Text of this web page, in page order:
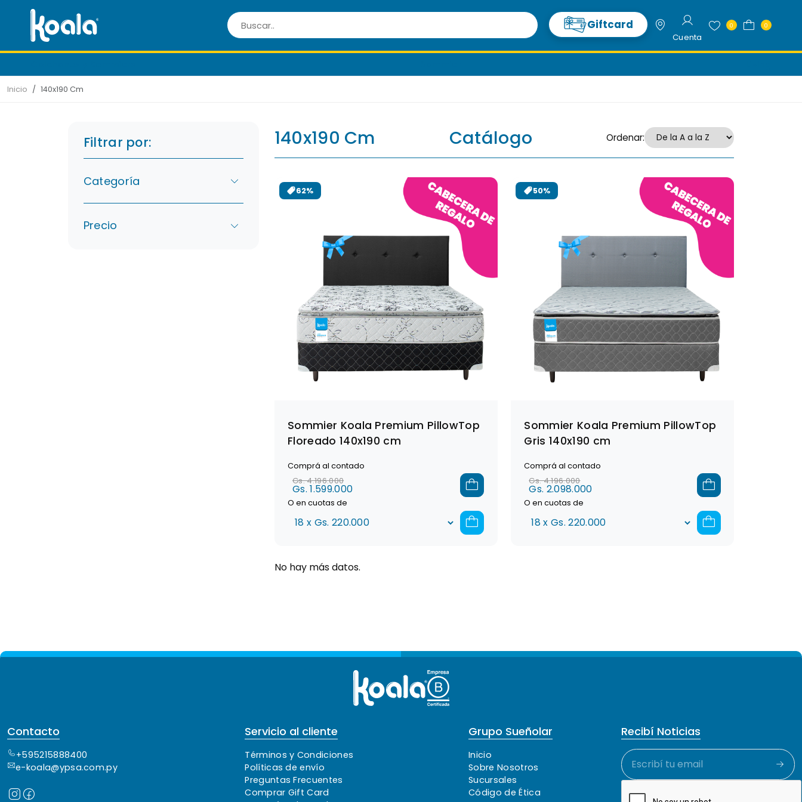
Giftcard
Cuenta
0 0
Inicio 140x190 Cm
Filtrar por:
Categoría
Precio
140x190 Cm Catálogo Ordenar:
62%
Sommier Koala Premium PillowTop
Floreado 140x190 cm
Comprá al contado
Gs. 4.196.000
Gs. 1.599.000
O en cuotas de
50%
Sommier Koala Premium PillowTop
Gris 140x190 cm
Comprá al contado
Gs. 4.196.000
Gs. 2.098.000
O en cuotas de
No hay más datos.
Contacto
+595215888400
e-koala@ypsa.com.py
Servicio al cliente
Términos y Condiciones
Políticas de envío
Preguntas Frecuentes
Comprar Gift Card
Grupo Sueñolar
Inicio
Sobre Nosotros
Sucursales
Código de Ética
Recibí Noticias